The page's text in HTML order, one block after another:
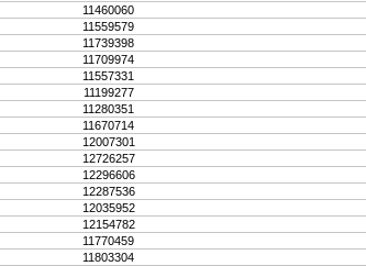
11460060
11559579
11739398
11709974
11557331
11199277
11280351
11670714
12007301
12726257
12296606
12287536
12035952
12154782
11770459
11803304